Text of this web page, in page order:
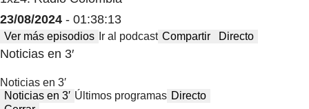
23/08/2024 - 01:38:13
Ver más episodios Ir al podcast Compartir Directo
Noticias en 3′
Noticias en 3′
Noticias en 3′ Últimos programas Directo